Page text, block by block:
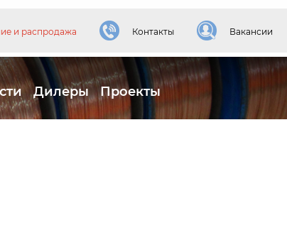
и распродажа Контакты Вакансии
Дилеры Проекты